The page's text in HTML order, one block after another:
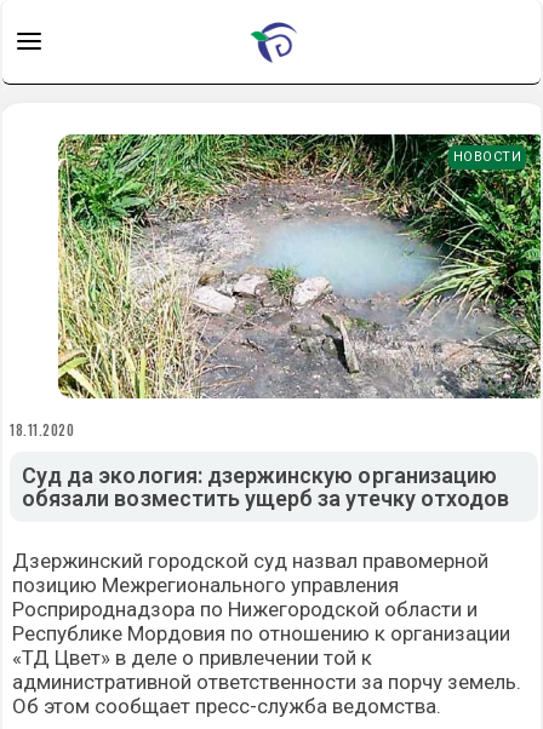
НОВОСТИ
18.11.2020
Суд да экология: дзержинскую организацию
обязали возместить ущерб за утечку отходов
Дзержинский городской суд назвал правомерной
позицию Межрегионального управления
Росприроднадзора по Нижегородской области и
Республике Мордовия по отношению к организации
«ТД Цвет» в деле о привлечении той к
административной ответственности за порчу земель.
Об этом сообщает пресс-служба ведомства.